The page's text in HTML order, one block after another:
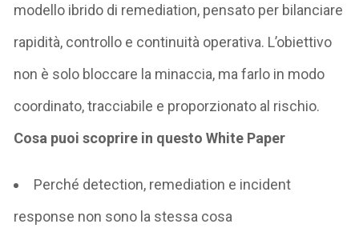
modello ibrido di remediation, pensato per bilanciare
rapidità, controllo e continuità operativa. L’obiettivo
non è solo bloccare la minaccia, ma farlo in modo
coordinato, tracciabile e proporzionato al rischio.
Cosa puoi scoprire in questo White Paper
Perché detection, remediation e incident
response non sono la stessa cosa